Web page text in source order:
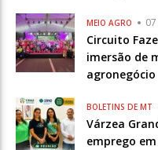
MEIO AGRO
Circuito
imersão de
agronegócio
BOLETINS DE MT
Várzea
emprego